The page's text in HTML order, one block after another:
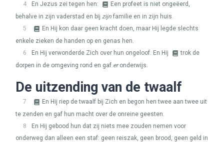
4
En Jezus zei tegen hen:
Een profeet is niet ongeëerd,
behalve in zijn vaderstad en bij zijn familie en in zijn huis.
5
En Hij kon daar geen kracht doen, maar Hij legde slechts
enkele zieken de handen op en genas hen.
6
En Hij verwonderde Zich over hun ongeloof. En Hij
trok de
dorpen in de omgeving rond en gaf eronderwijs.
De uitzending van de twaalf
7
En Hij riep de twaalf bij Zich en begon hen twee aan twee uit
te zenden en gaf hun macht over de onreine geesten.
8
En Hij gebood hun dat zij niets mee zouden nemen voor
onderweg dan alleen een staf: geen reiszak, geen brood, geen geld in